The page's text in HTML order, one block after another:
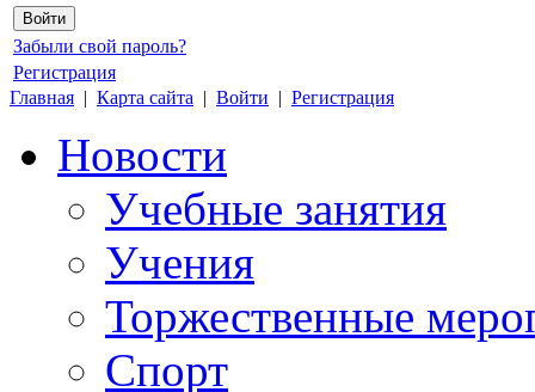
Забыли свой пароль?
Регистрация
Главная | Карта сайта | Войти | Регистрация
Новости
Учебные занятия
Учения
Торжественные
Спорт